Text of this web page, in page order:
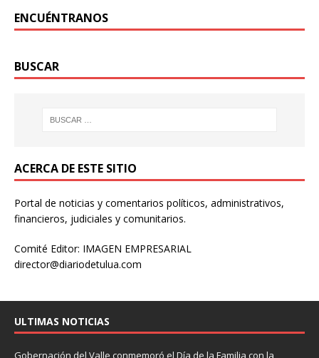
ENCUÉNTRANOS
BUSCAR
ACERCA DE ESTE SITIO
Portal de noticias y comentarios políticos, administrativos,
financieros, judiciales y comunitarios.
Comité Editor: IMAGEN EMPRESARIAL
director@diariodetulua.com
ULTIMAS NOTICIAS
Gobernación del Valle conmemoró el Día de la Familia con la